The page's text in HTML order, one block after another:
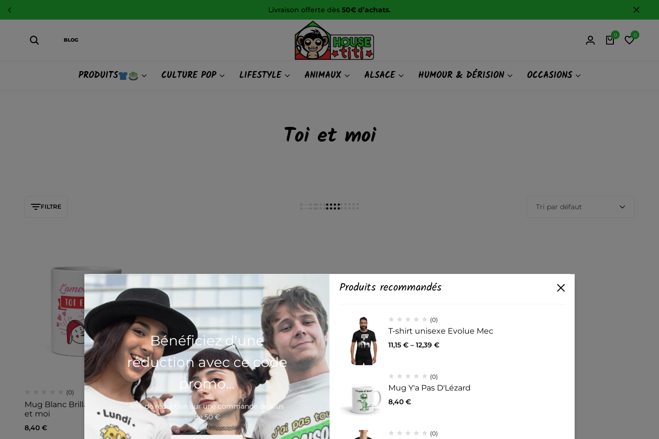
Livraison offerte dès 50€ d’achats.
BLOG
0 0
PRODUITS CULTURE POP LIFESTYLE ANIMAUX ALSACE HUMOUR & DÉRISION OCCASIONS
Toi et moi
FILTRE Tri par défaut
(0)
Mug Blanc Brillant L’amour c’est toi
et moi
8,40 €
Bénéficiez d'une
réduction avec ce code
promo...
10% de réduction sur une commande de plus
de 50 €
Produits recommandés
(0)
T-shirt unisexe Evolue Mec
11,15 € – 12,39 €
(0)
Mug Y'a Pas D'Lézard
8,40 €
(0)